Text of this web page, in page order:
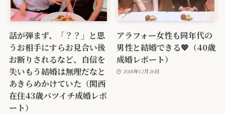
話が弾まず、「？？」と思
うお相手にすらお見合い後
お断りされるなど、自信を
失いもう結婚は無理だなと
あきらめかけていた（関西
在住43歳バツイチ成婚レポ
ート）
アラフォー女性も同年代の
男性と結婚できる💖（40歳
成婚レポート）
2018年12月26日